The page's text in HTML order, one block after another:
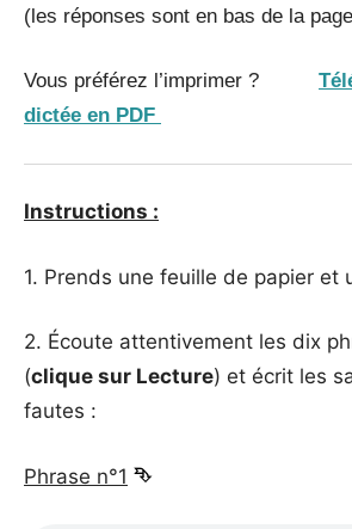
(les réponses sont en bas de la
Vous préférez l’imprimer ?
dictée en PDF
Instructions :
1. Prends une feuille de papier et
2. Écoute attentivement les dix
(clique sur Lecture) et écrit les
fautes :
Phrase n°1 ⮷